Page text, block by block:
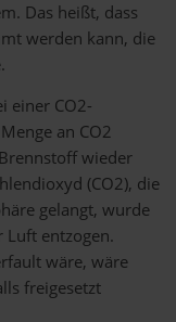
Das heißt, dass
werden kann, die
einer CO2-
an CO2
wieder
(CO2), die
gelangt, wurde
Luft entzogen.
wäre, wäre
freigesetzt